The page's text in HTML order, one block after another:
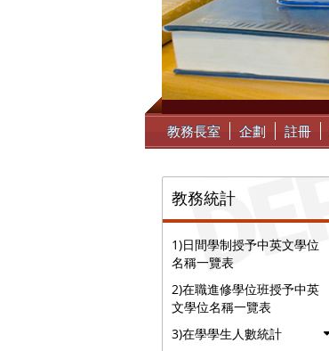
::: 教務長室 企劃 註冊
教務統計
1)日間學制授予中英文學位
名稱一覽表
2)在職進修學位班授予中英
文學位名稱一覽表
3)在學學生人數統計